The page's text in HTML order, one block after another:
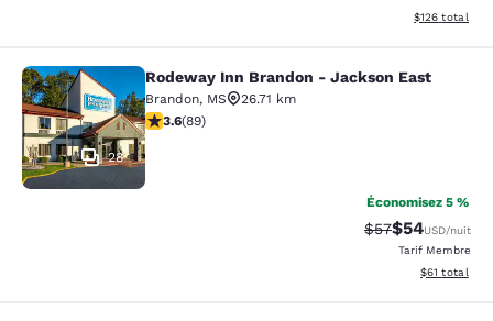
Afficher les
$126 total
Rodeway Inn Brandon - Jackson
28
Rodeway Inn Brandon - Jackson East
Brandon, MS
26.71 km
3.56 étoiles. Bien. 89 commentaires
3.6(89)
Économisez 5 %
Tarif barré :
$57Tarif réduit :
$54USD/nuit
Tarif Membre
Afficher les
$61 total